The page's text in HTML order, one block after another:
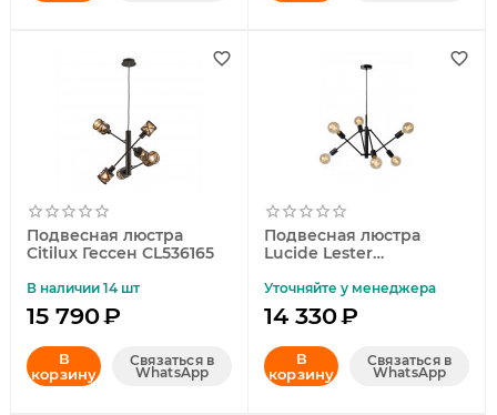
Подвесная люстра
Citilux Гессен CL536165
В наличии 14 шт
15 790₽
В
корзину
Связаться в
WhatsApp
Подвесная люстра
Lucide Lester
Уточняйте у менеджера
14 330₽
В
корзину
Связаться в
WhatsApp